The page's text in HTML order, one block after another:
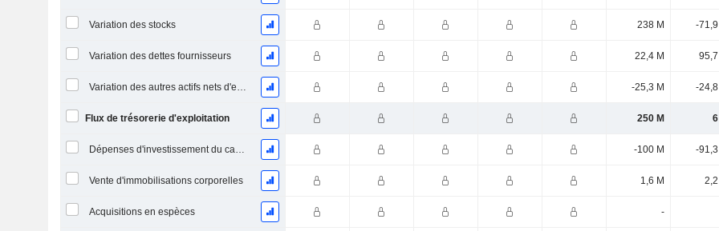
Variation des stocks 238 M -71,9
Variation des dettes fournisseurs 22,4 M 95,7
Variation des autres actifs nets d'exploitation -25,3 M -24,8
Flux de trésorerie d'exploitation 250 M 6
Dépenses d'investissement du capital (CAPEX) -100 M -91,3
Vente d'immobilisations corporelles 1,6 M 2,2
Acquisitions en espèces -